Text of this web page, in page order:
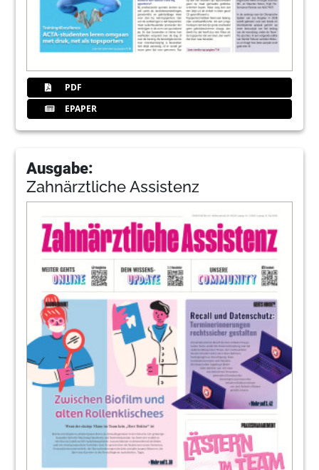
PDF
EPAPER
Ausgabe:
Zahnärztliche Assistenz